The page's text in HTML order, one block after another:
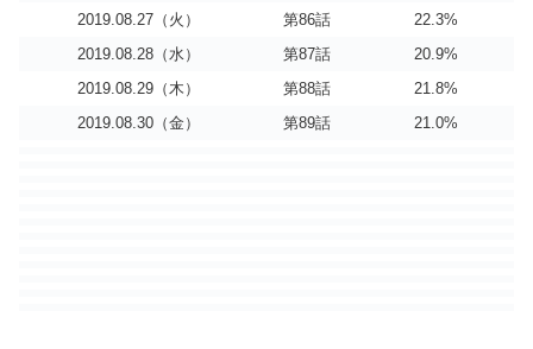
2019.08.27（火）
第86話
22.3%
2019.08.28（水）
第87話
20.9%
2019.08.29（木）
第88話
21.8%
2019.08.30（金）
第89話 21.0%